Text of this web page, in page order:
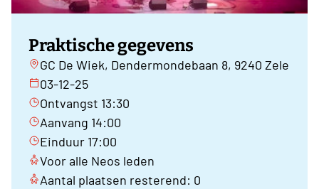
Praktische gegevens
GC De Wiek, Dendermondebaan 8, 9240 Zele
03-12-25
Ontvangst 13:30
Aanvang 14:00
Einduur 17:00
Voor alle Neos leden
Aantal plaatsen resterend: 0